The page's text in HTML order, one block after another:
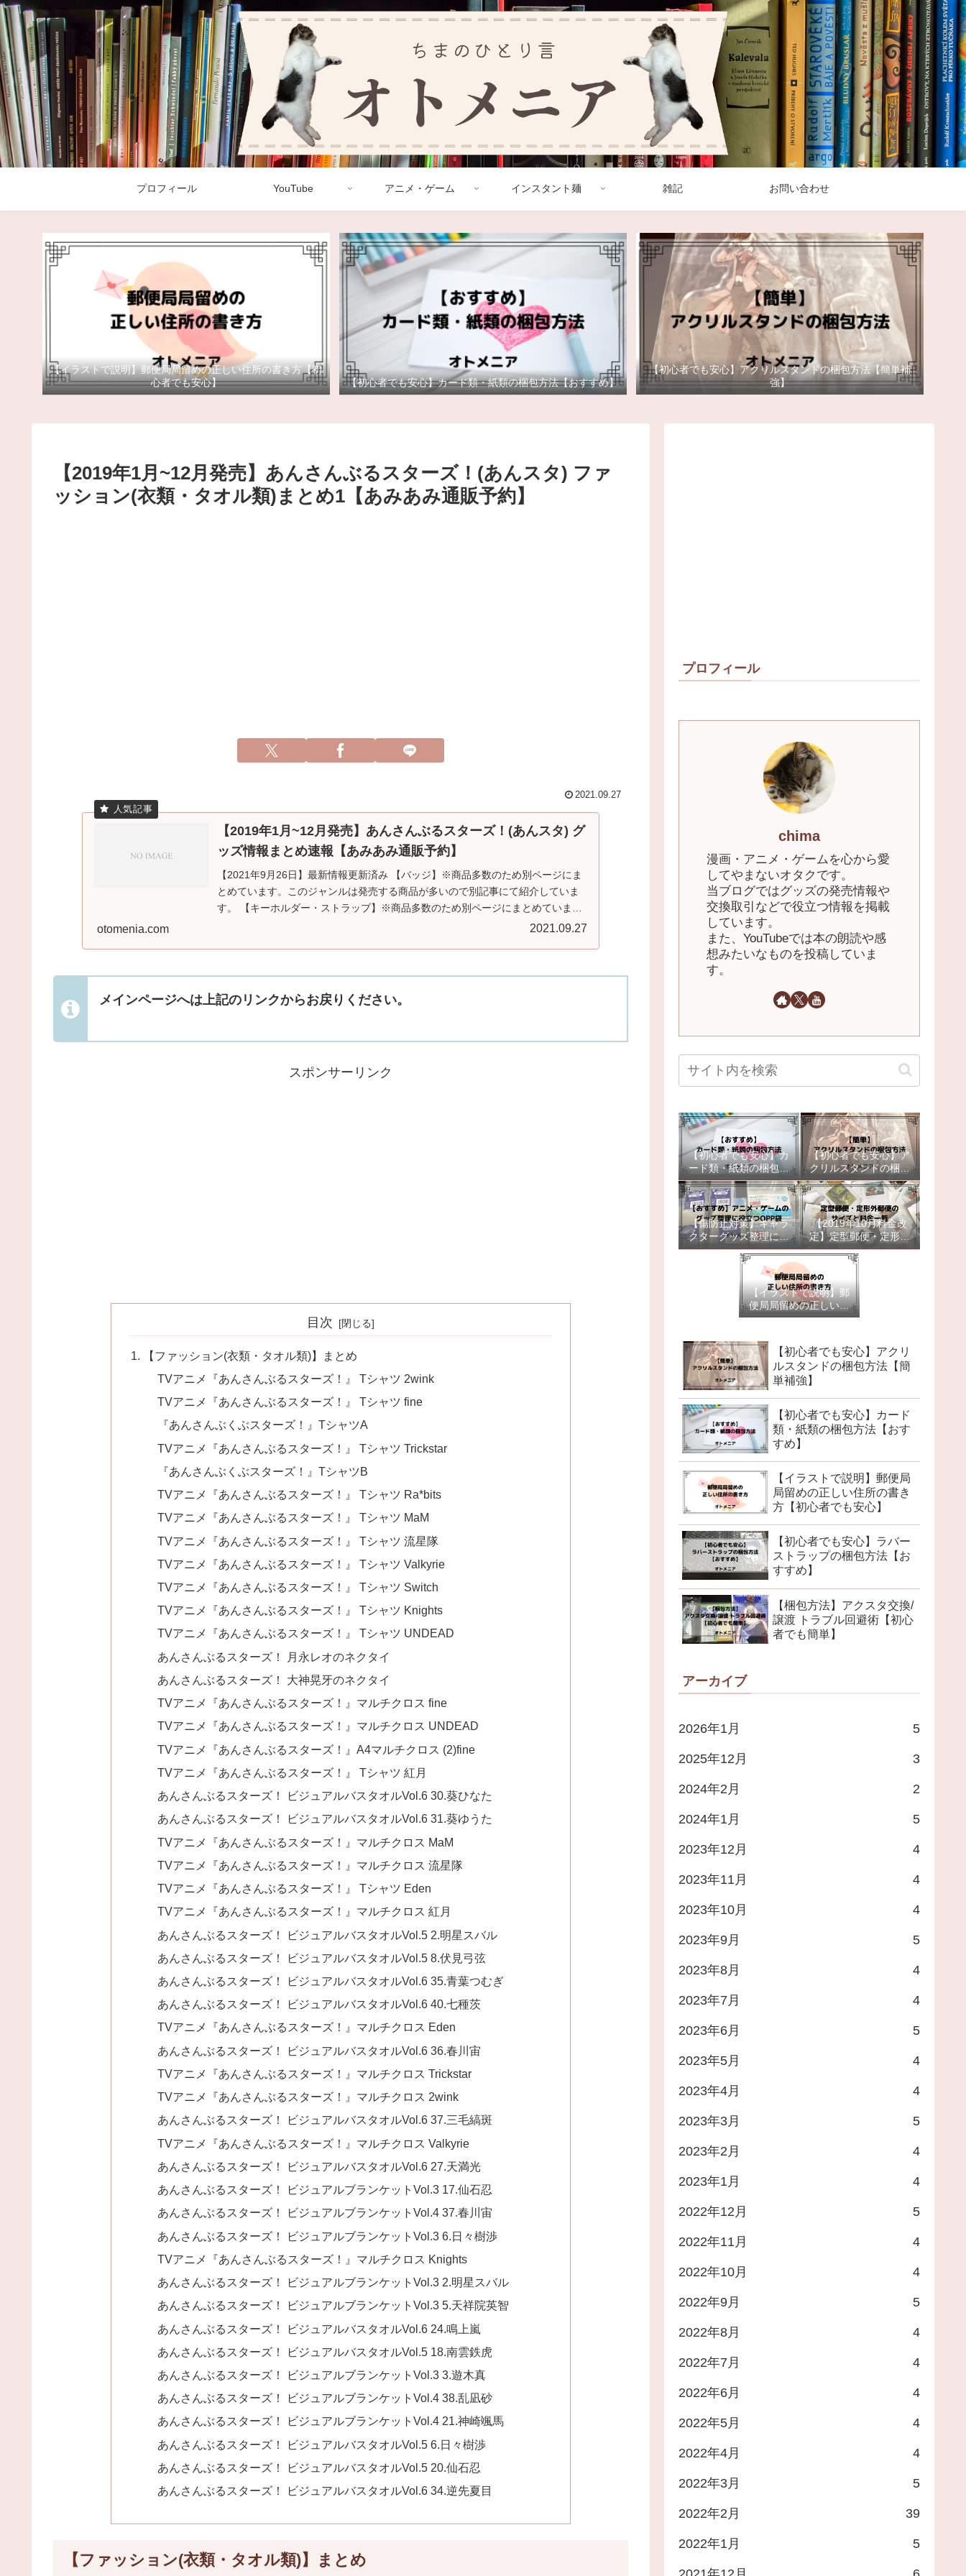
プロフィール YouTube アニメ・ゲーム インスタント麺 雑記 お問い合わせ
【イラストで説明】郵便局局留めの正しい住所の書き方【初
心者でも安心】
【初心者でも安心】カード類・紙類の梱包方法【おすすめ】
【初心者でも安心】アクリルスタンドの梱包方法【簡単補
強】
【2019年1月~12月発売】あんさんぶるスターズ！(あんスタ) ファ
ッション(衣類・タオル類)まとめ1【あみあみ通販予約】
2021.09.27
【2019年1月~12月発売】あんさんぶるスターズ！(あんスタ) グ
ッズ情報まとめ速報【あみあみ通販予約】
【2021年9月26日】最新情報更新済み 【バッジ】※商品多数のため別ページにま
とめています。このジャンルは発売する商品が多いので別記事にて紹介していま
す。 【キーホルダー・ストラップ】※商品多数のため別ページにまとめていま
otomenia.com 2021.09.27
メインページへは上記のリンクからお戻りください。
スポンサーリンク
目次
【ファッション(衣類・タオル類)】まとめ
TVアニメ『あんさんぶるスターズ！』 Tシャツ 2wink
TVアニメ『あんさんぶるスターズ！』 Tシャツ fine
『あんさんぶくぶスターズ！』TシャツA
TVアニメ『あんさんぶるスターズ！』 Tシャツ Trickstar
『あんさんぶくぶスターズ！』TシャツB
TVアニメ『あんさんぶるスターズ！』 Tシャツ Ra*bits
TVアニメ『あんさんぶるスターズ！』 Tシャツ MaM
TVアニメ『あんさんぶるスターズ！』 Tシャツ 流星隊
TVアニメ『あんさんぶるスターズ！』 Tシャツ Valkyrie
TVアニメ『あんさんぶるスターズ！』 Tシャツ Switch
TVアニメ『あんさんぶるスターズ！』 Tシャツ Knights
TVアニメ『あんさんぶるスターズ！』 Tシャツ UNDEAD
あんさんぶるスターズ！ 月永レオのネクタイ
あんさんぶるスターズ！ 大神晃牙のネクタイ
TVアニメ『あんさんぶるスターズ！』マルチクロス fine
TVアニメ『あんさんぶるスターズ！』マルチクロス UNDEAD
TVアニメ『あんさんぶるスターズ！』A4マルチクロス (2)fine
TVアニメ『あんさんぶるスターズ！』 Tシャツ 紅月
あんさんぶるスターズ！ ビジュアルバスタオルVol.6 30.葵ひなた
あんさんぶるスターズ！ ビジュアルバスタオルVol.6 31.葵ゆうた
TVアニメ『あんさんぶるスターズ！』マルチクロス MaM
TVアニメ『あんさんぶるスターズ！』マルチクロス 流星隊
TVアニメ『あんさんぶるスターズ！』 Tシャツ Eden
TVアニメ『あんさんぶるスターズ！』マルチクロス 紅月
あんさんぶるスターズ！ ビジュアルバスタオルVol.5 2.明星スバル
あんさんぶるスターズ！ ビジュアルバスタオルVol.5 8.伏見弓弦
あんさんぶるスターズ！ ビジュアルバスタオルVol.6 35.青葉つむぎ
あんさんぶるスターズ！ ビジュアルバスタオルVol.6 40.七種茨
TVアニメ『あんさんぶるスターズ！』マルチクロス Eden
あんさんぶるスターズ！ ビジュアルバスタオルVol.6 36.春川宙
TVアニメ『あんさんぶるスターズ！』マルチクロス Trickstar
TVアニメ『あんさんぶるスターズ！』マルチクロス 2wink
あんさんぶるスターズ！ ビジュアルバスタオルVol.6 37.三毛縞斑
TVアニメ『あんさんぶるスターズ！』マルチクロス Valkyrie
あんさんぶるスターズ！ ビジュアルバスタオルVol.6 27.天満光
あんさんぶるスターズ！ ビジュアルブランケットVol.3 17.仙石忍
あんさんぶるスターズ！ ビジュアルブランケットVol.4 37.春川宙
あんさんぶるスターズ！ ビジュアルブランケットVol.3 6.日々樹渉
TVアニメ『あんさんぶるスターズ！』マルチクロス Knights
あんさんぶるスターズ！ ビジュアルブランケットVol.3 2.明星スバル
あんさんぶるスターズ！ ビジュアルブランケットVol.3 5.天祥院英智
あんさんぶるスターズ！ ビジュアルバスタオルVol.6 24.鳴上嵐
あんさんぶるスターズ！ ビジュアルバスタオルVol.5 18.南雲鉄虎
あんさんぶるスターズ！ ビジュアルブランケットVol.3 3.遊木真
あんさんぶるスターズ！ ビジュアルブランケットVol.4 38.乱凪砂
あんさんぶるスターズ！ ビジュアルブランケットVol.4 21.神崎颯馬
あんさんぶるスターズ！ ビジュアルバスタオルVol.5 6.日々樹渉
あんさんぶるスターズ！ ビジュアルバスタオルVol.5 20.仙石忍
あんさんぶるスターズ！ ビジュアルバスタオルVol.6 34.逆先夏目
【ファッション(衣類・タオル類)】まとめ
プロフィール
chima
漫画・アニメ・ゲームを心から愛
してやまないオタクです。
当ブログではグッズの発売情報や
交換取引などで役立つ情報を掲載
しています。
また、YouTubeでは本の朗読や感
想みたいなものを投稿していま
す。
【初心者でも安心】カ
ード類・紙類の梱包方
法【おすすめ】
【初心者でも安心】ア
クリルスタンドの梱包
方法【簡単補強】
【傷防止対策】キャラ
クターグッズ整理に役
立つOPP袋【おすす
め】
【2019年10月料金改
定】定型郵便・定形外
郵便のサイズと料金一
覧
【イラストで説明】郵
便局局留めの正しい住
所の書き方【初心者で
【初心者でも安心】アクリ
ルスタンドの梱包方法【簡
単補強】
【初心者でも安心】カード
類・紙類の梱包方法【おす
すめ】
【イラストで説明】郵便局
局留めの正しい住所の書き
方【初心者でも安心】
【初心者でも安心】ラバー
ストラップの梱包方法【お
すすめ】
【梱包方法】アクスタ交換/
譲渡 トラブル回避術【初心
者でも簡単】
アーカイブ
2026年1月 5
2025年12月 3
2024年2月 2
2024年1月 5
2023年12月 4
2023年11月 4
2023年10月 4
2023年9月 5
2023年8月 4
2023年7月 4
2023年6月 5
2023年5月 4
2023年4月 4
2023年3月 5
2023年2月 4
2023年1月 4
2022年12月 5
2022年11月 4
2022年10月 4
2022年9月 5
2022年8月 4
2022年7月 4
2022年6月 4
2022年5月 4
2022年4月 4
2022年3月 5
2022年2月 39
2022年1月 5